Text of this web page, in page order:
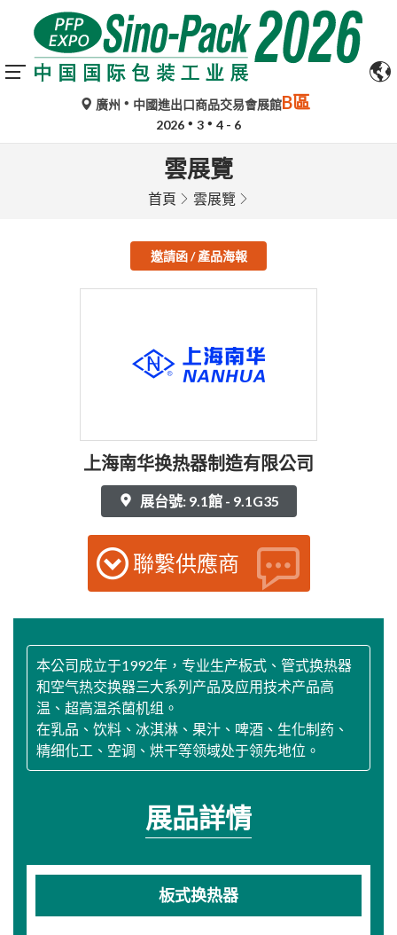
廣州 中國進出口商品交易會展館B區
2026 3 4 - 6
雲展覽
首頁 雲展覽
邀請函 / 產品海報
上海南华换热器制造有限公司
展台號: 9.1館 - 9.1G35
聯繫供應商
本公司成立于1992年，专业生产板式、管式换热器
和空气热交换器三大系列产品及应用技术产品高
温、超高温杀菌机组。
在乳品、饮料、冰淇淋、果汁、啤酒、生化制药、
精细化工、空调、烘干等领域处于领先地位。
展品詳情
板式换热器